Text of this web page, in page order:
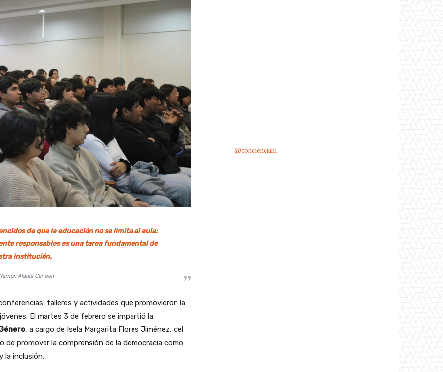
de que la educación no se limita al aula;
responsables es una tarea fundamental de
institución.
Alanís Carreón
talleres y actividades que promovieron la
El martes 3 de febrero se impartió la
, a cargo de Isela Margarita Flores Jiménez, del
de promover la comprensión de la democracia como
la inclusión.
@conciencianl